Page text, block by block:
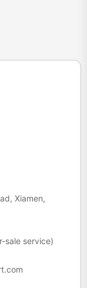
Xiamen,
sale service)